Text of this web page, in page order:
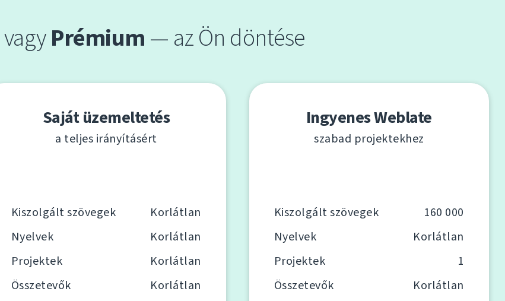
vagyPrémium — az Ön döntése
Saját üzemeltetés
a teljes irányításért
Kiszolgált szövegek
Korlátlan
Nyelvek
Korlátlan
Projektek
Korlátlan
Összetevők
Korlátlan
Ingyenes Weblate
szabad projektekhez
Kiszolgált szövegek
160 000
Nyelvek
Korlátlan
Projektek
1
Összetevők
Korlátlan